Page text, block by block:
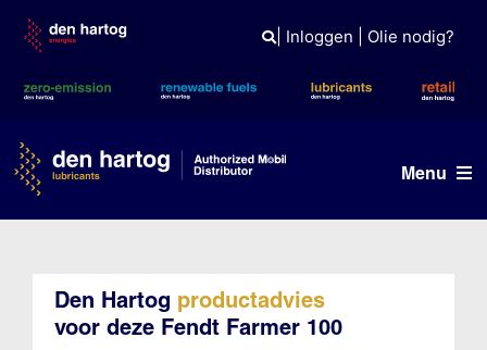
content
| Inloggen Olie nodig?
Menu
Producten
Den Hartog productadvies
voor deze Fendt Farmer 100